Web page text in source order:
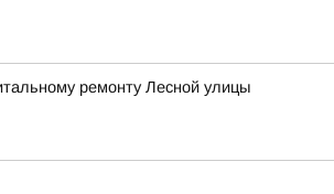
ремонту Лесной улицы